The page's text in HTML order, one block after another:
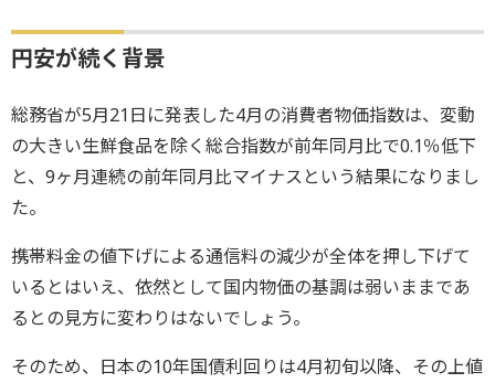
円安が続く背景
総務省が5月21日に発表した4月の消費者物価指数は、変動
の大きい生鮮食品を除く総合指数が前年同月比で0.1％低下
と、9ヶ月連続の前年同月比マイナスという結果になりまし
た。
携帯料金の値下げによる通信料の減少が全体を押し下げて
いるとはいえ、依然として国内物価の基調は弱いままであ
るとの見方に変わりはないでしょう。
そのため、日本の10年国債利回りは4月初旬以降、その上値